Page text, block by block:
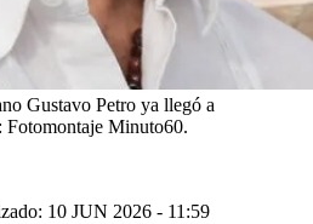
Gustavo Petro ya llegó a
Fotomontaje Minuto60.
10 JUN 2026 - 11:59